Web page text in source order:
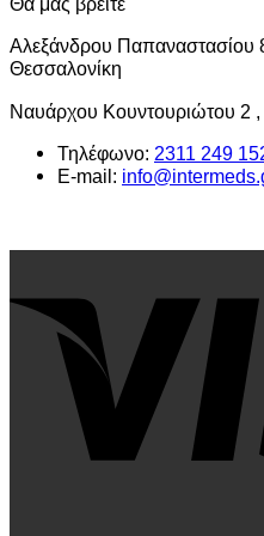
Αλεξάνδρου Παπαναστασίου
Θεσσαλονίκη
Ναυάρχου Κουντουριώτου 2
Τηλέφωνο: 2311 249
E-mail: